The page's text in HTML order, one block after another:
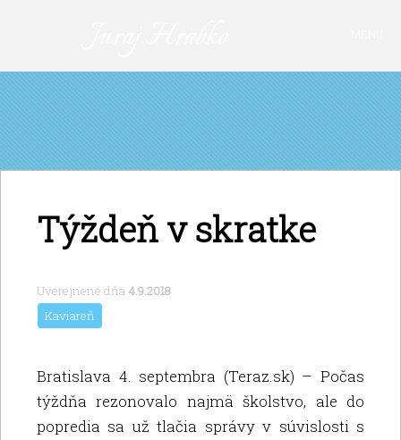
FAKTY A ARGUMENTY
KAVIAREŇ
VIDEO
O MNE
PRIHLÁSIŤ SA
Týždeň v skratke
Uverejnené dňa 4.9.2018
Kaviareň
Bratislava 4. septembra (Teraz.sk) – Počas
týždňa rezonovalo najmä školstvo, ale do
popredia sa už tlačia správy v súvislosti s